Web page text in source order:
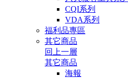
CQI系列
VDA系列
福利品專區
其它商品
回上一層
其它商品
海報